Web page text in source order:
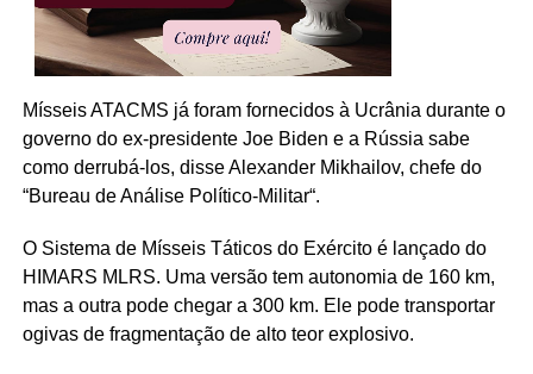
Mísseis ATACMS já foram fornecidos à Ucrânia durante o
governo do ex-presidente Joe Biden e a Rússia sabe
como derrubá-los, disse Alexander Mikhailov, chefe do
“Bureau de Análise Político-Militar“.
O Sistema de Mísseis Táticos do Exército é lançado do
HIMARS MLRS. Uma versão tem autonomia de 160 km,
mas a outra pode chegar a 300 km. Ele pode transportar
ogivas de fragmentação de alto teor explosivo.